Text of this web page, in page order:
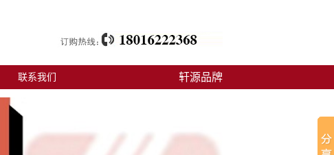
联系我们 轩源品牌